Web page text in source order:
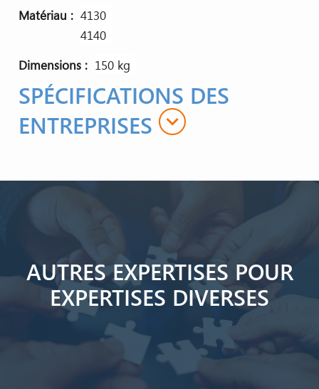
Matériau
4130
4140
Dimensions
150 kg
SPÉCIFICATIONS DES
ENTREPRISES expand_more
AUTRES EXPERTISES POUR
EXPERTISES DIVERSES